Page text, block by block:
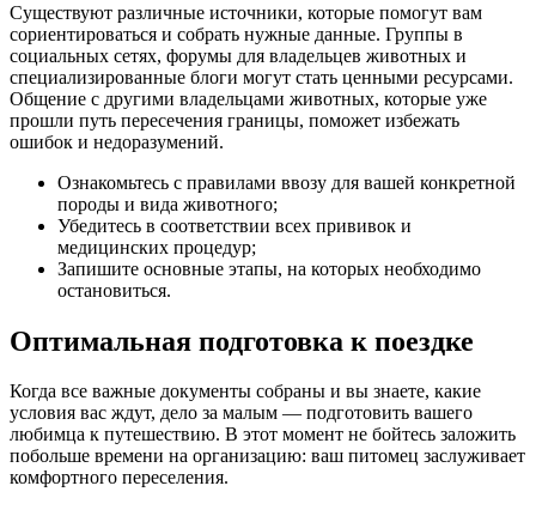
Существуют различные источники, которые помогут вам
сориентироваться и собрать нужные данные. Группы в
социальных сетях, форумы для владельцев животных и
специализированные блоги могут стать ценными ресурсами.
Общение с другими владельцами животных, которые уже
прошли путь пересечения границы, поможет избежать
ошибок и недоразумений.
Ознакомьтесь с правилами ввозу для вашей конкретной
породы и вида животного;
Убедитесь в соответствии всех прививок и
медицинских процедур;
Запишите основные этапы, на которых необходимо
остановиться.
Оптимальная подготовка к поездке
Когда все важные документы собраны и вы знаете, какие
условия вас ждут, дело за малым — подготовить вашего
любимца к путешествию. В этот момент не бойтесь заложить
побольше времени на организацию: ваш питомец заслуживает
комфортного переселения.